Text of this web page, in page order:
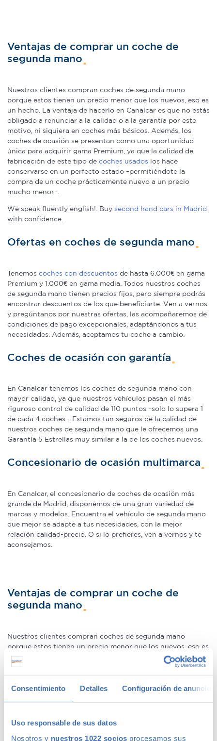
Consentimiento Detalles Configuración de anuncios
Uso responsable de sus datos
Nosotros y nuestros 1022 socios procesamos sus
Ventajas de comprar un coche de
segunda mano
Nuestros clientes compran coches de segunda mano
porque estos tienen un precio menor que los nuevos, eso es
un hecho. La ventaja de hacerlo en Canalcar es que no estás
obligado a renunciar a la calidad o a la garantía por este
motivo, ni siquiera en coches más básicos. Además, los
coches de ocasión se presentan como una oportunidad
única para adquirir gama Premium, ya que la calidad de
fabricación de este tipo de coches usados los hace
conservarse en un perfecto estado –permitiéndote la
compra de un coche prácticamente nuevo a un precio
mucho menor–.
We speak fluently english!. Buy second hand cars in Madrid
with confidence.
Ofertas en coches de segunda mano
Tenemos coches con descuentos de hasta 6.000€ en gama
Premium y 1.000€ en gama media. Todos nuestros coches
de segunda mano tienen precios fijos, pero siempre podrás
encontrar descuentos de los que beneficiarte. Ven a vernos
y pregúntanos por nuestras ofertas, las acompañaremos de
condiciones de pago excepcionales, adaptándonos a tus
necesidades. Además, aceptamos tu coche a cambio.
Coches de ocasión con garantía
En Canalcar tenemos los coches de segunda mano con
mayor calidad, ya que nuestros vehículos pasan el más
riguroso control de calidad de 110 puntos –solo lo supera 1
de cada 4 coches–. Estamos tan seguros de la calidad de
nuestros coches de segunda mano que le ofrecemos una
Garantía 5 Estrellas muy similar a la de los coches nuevos.
Concesionario de ocasión multimarca
En Canalcar, el concesionario de coches de ocasión más
grande de Madrid, disponemos de una gran variedad de
marcas y modelos. Encuentra el vehículo de segunda mano
que mejor se adapte a tus necesidades, con la mejor
relación calidad-precio. O si lo prefieres, ven a vernos y te
aconsejamos.
Ventajas de comprar un coche de
segunda mano
Nuestros clientes compran coches de segunda mano
porque estos tienen un precio menor que los nuevos, eso es
un hecho. La ventaja de hacerlo en Canalcar es que no estás
obligado a renunciar a la calidad o a la garantía por este
motivo, ni siquiera en coches más básicos. Además, los
coches de ocasión se presentan como una oportunidad
compra de un coche prácticamente nuevo a un precio
mucho menor–.